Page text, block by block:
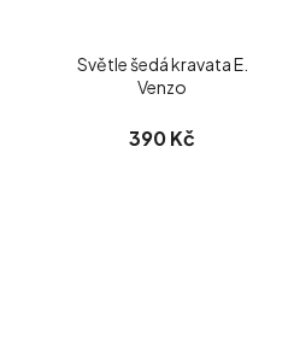
Světle šedá kravata E.
Venzo
390 Kč